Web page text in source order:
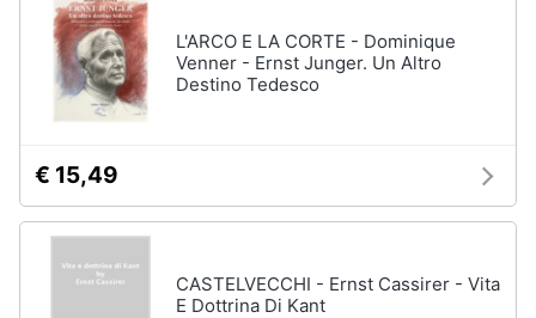
L'ARCO E LA CORTE - Dominique
Venner - Ernst Junger. Un Altro
Destino Tedesco
€ 15,49
CASTELVECCHI - Ernst Cassirer - Vita
E Dottrina Di Kant